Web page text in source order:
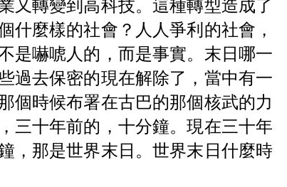
麼樣的社會？人人爭利的社會，
是嚇唬人的，而是事實。末日哪一
過去保密的現在解除了，當中有一
個時候布署在古巴的那個核武的力
三十年前的，十分鐘。現在三十年
，那是世界末日。世界末日什麼時